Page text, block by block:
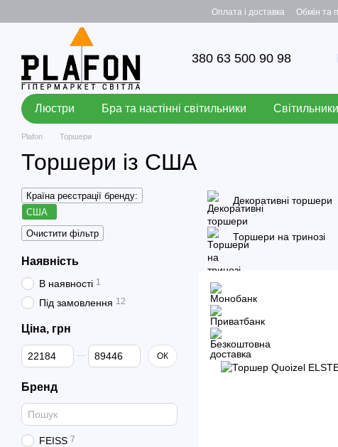
Оплата і доставка Обмін та
380 63 500 90 98
Люстри Бра та настінні світильники
Plafon Торшери
Торшери із США
Декоративні торшери
Торшери на тринозі
Країна реєстрації бренду:
США
Очистити фільтр
Наявність
В наявності 1
Під замовлення 12
Ціна, грн
Від Ціна, грн
До Ціна, грн ОК
Бренд
FEISS 7